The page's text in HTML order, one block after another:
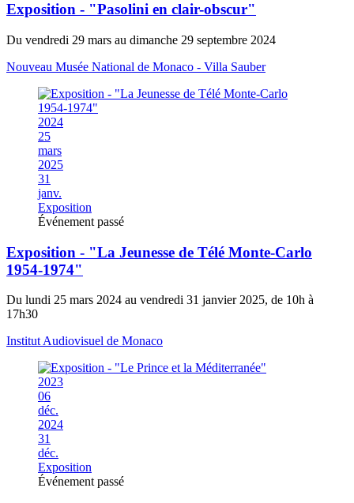
Exposition - "Pasolini en clair-obscur"
Du vendredi 29 mars au dimanche 29 septembre 2024
Nouveau Musée National de Monaco - Villa Sauber
2024
25
mars
2025
31
janv.
Exposition
Événement passé
Exposition - "La Jeunesse de Télé Monte-Carlo
1954-1974​"
Du lundi 25 mars 2024 au vendredi 31 janvier 2025, de 10h à
17h30
Institut Audiovisuel de Monaco
2023
06
déc.
2024
31
déc.
Exposition
Événement passé